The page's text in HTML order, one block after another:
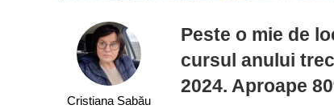
Cristiana Sabău
Peste o mie de
cursul anului
2024. Aproape